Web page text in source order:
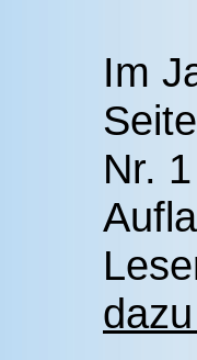
Im
Nr.